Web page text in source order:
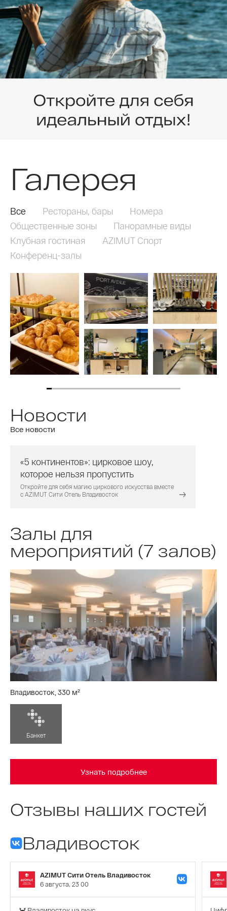
Галерея
Все Рестораны, бары
Номера
Общественные зоны
Панорамные виды
Клубная гостиная
AZIMUT Спорт
Конференц-залы
Новости
Все новости
«5 континентов»: цирковое шоу,
которое нельзя пропустить
Откройте для себя магию циркового искусства вместе
с AZIMUT Сити Отель Владивосток
Залы для
мероприятий (7 залов)
Владивосток, 330 м²
Банкет
Узнать подробнее
Отзывы наших гостей
Владивосток
AZIMUT Сити Отель Владивосток
6 августа, 23 00